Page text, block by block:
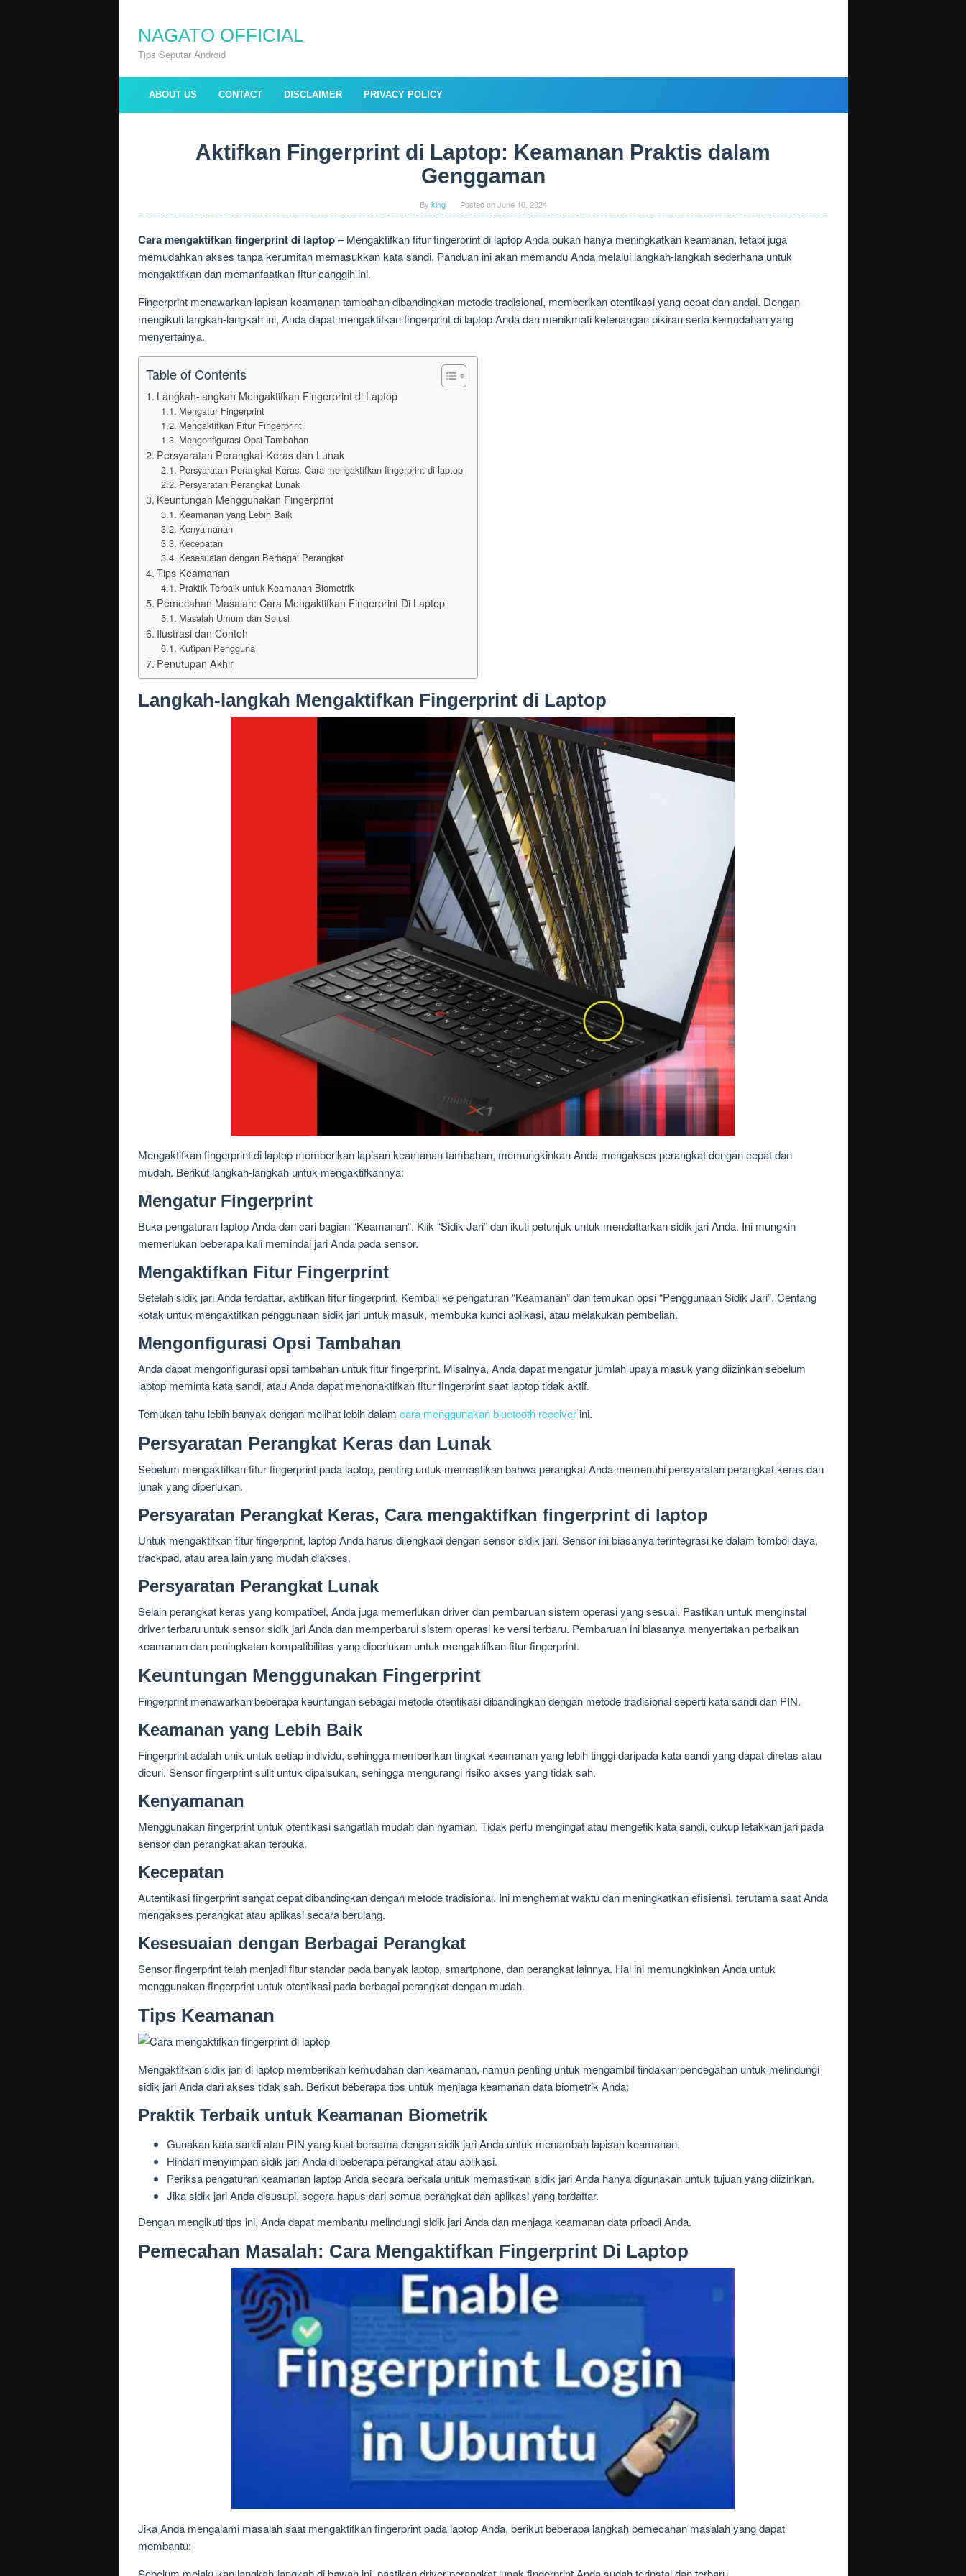
contentNAGATO OFFICIAL
Tips Seputar Android
ABOUT US CONTACT DISCLAIMER PRIVACY POLICY
Aktifkan Fingerprint di Laptop: Keamanan Praktis dalam
Genggaman
By king Posted onJune 10, 2024
Cara mengaktifkan fingerprint di laptop– Mengaktifkan fitur fingerprint di laptop Anda bukan hanya meningkatkan keamanan, tetapi juga
memudahkan akses tanpa kerumitan memasukkan kata sandi. Panduan ini akan memandu Anda melalui langkah-langkah sederhana untuk
mengaktifkan dan memanfaatkan fitur canggih ini.
Fingerprint menawarkan lapisan keamanan tambahan dibandingkan metode tradisional, memberikan otentikasi yang cepat dan andal. Dengan
mengikuti langkah-langkah ini, Anda dapat mengaktifkan fingerprint di laptop Anda dan menikmati ketenangan pikiran serta kemudahan yang
menyertainya.
Table of Contents
Langkah-langkah Mengaktifkan Fingerprint di Laptop
Mengatur Fingerprint
Mengaktifkan Fitur Fingerprint
Mengonfigurasi Opsi Tambahan
Persyaratan Perangkat Keras dan Lunak
Persyaratan Perangkat Keras, Cara mengaktifkan fingerprint di laptop
Persyaratan Perangkat Lunak
Keuntungan Menggunakan Fingerprint
Keamanan yang Lebih Baik
Kenyamanan
Kecepatan
Kesesuaian dengan Berbagai Perangkat
Tips Keamanan
Praktik Terbaik untuk Keamanan Biometrik
Pemecahan Masalah: Cara Mengaktifkan Fingerprint Di Laptop
Masalah Umum dan Solusi
Ilustrasi dan Contoh
Kutipan Pengguna
Penutupan Akhir
Langkah-langkah Mengaktifkan Fingerprint di Laptop
Mengaktifkan fingerprint di laptop memberikan lapisan keamanan tambahan, memungkinkan Anda mengakses perangkat dengan cepat dan
mudah. Berikut langkah-langkah untuk mengaktifkannya:
Mengatur Fingerprint
Buka pengaturan laptop Anda dan cari bagian “Keamanan”. Klik “Sidik Jari” dan ikuti petunjuk untuk mendaftarkan sidik jari Anda. Ini mungkin
memerlukan beberapa kali memindai jari Anda pada sensor.
Mengaktifkan Fitur Fingerprint
Setelah sidik jari Anda terdaftar, aktifkan fitur fingerprint. Kembali ke pengaturan “Keamanan” dan temukan opsi “Penggunaan Sidik Jari”. Centang
kotak untuk mengaktifkan penggunaan sidik jari untuk masuk, membuka kunci aplikasi, atau melakukan pembelian.
Mengonfigurasi Opsi Tambahan
Anda dapat mengonfigurasi opsi tambahan untuk fitur fingerprint. Misalnya, Anda dapat mengatur jumlah upaya masuk yang diizinkan sebelum
laptop meminta kata sandi, atau Anda dapat menonaktifkan fitur fingerprint saat laptop tidak aktif.
Temukan tahu lebih banyak dengan melihat lebih dalam cara menggunakan bluetooth receiver ini.
Persyaratan Perangkat Keras dan Lunak
Sebelum mengaktifkan fitur fingerprint pada laptop, penting untuk memastikan bahwa perangkat Anda memenuhi persyaratan perangkat keras dan
lunak yang diperlukan.
Persyaratan Perangkat Keras, Cara mengaktifkan fingerprint di laptop
Untuk mengaktifkan fitur fingerprint, laptop Anda harus dilengkapi dengan sensor sidik jari. Sensor ini biasanya terintegrasi ke dalam tombol daya,
trackpad, atau area lain yang mudah diakses.
Persyaratan Perangkat Lunak
Selain perangkat keras yang kompatibel, Anda juga memerlukan driver dan pembaruan sistem operasi yang sesuai. Pastikan untuk menginstal
driver terbaru untuk sensor sidik jari Anda dan memperbarui sistem operasi ke versi terbaru. Pembaruan ini biasanya menyertakan perbaikan
keamanan dan peningkatan kompatibilitas yang diperlukan untuk mengaktifkan fitur fingerprint.
Keuntungan Menggunakan Fingerprint
Fingerprint menawarkan beberapa keuntungan sebagai metode otentikasi dibandingkan dengan metode tradisional seperti kata sandi dan PIN.
Keamanan yang Lebih Baik
Fingerprint adalah unik untuk setiap individu, sehingga memberikan tingkat keamanan yang lebih tinggi daripada kata sandi yang dapat diretas atau
dicuri. Sensor fingerprint sulit untuk dipalsukan, sehingga mengurangi risiko akses yang tidak sah.
Kenyamanan
Menggunakan fingerprint untuk otentikasi sangatlah mudah dan nyaman. Tidak perlu mengingat atau mengetik kata sandi, cukup letakkan jari pada
sensor dan perangkat akan terbuka.
Kecepatan
Autentikasi fingerprint sangat cepat dibandingkan dengan metode tradisional. Ini menghemat waktu dan meningkatkan efisiensi, terutama saat Anda
mengakses perangkat atau aplikasi secara berulang.
Kesesuaian dengan Berbagai Perangkat
Sensor fingerprint telah menjadi fitur standar pada banyak laptop, smartphone, dan perangkat lainnya. Hal ini memungkinkan Anda untuk
menggunakan fingerprint untuk otentikasi pada berbagai perangkat dengan mudah.
Tips Keamanan
Mengaktifkan sidik jari di laptop memberikan kemudahan dan keamanan, namun penting untuk mengambil tindakan pencegahan untuk melindungi
sidik jari Anda dari akses tidak sah. Berikut beberapa tips untuk menjaga keamanan data biometrik Anda:
Praktik Terbaik untuk Keamanan Biometrik
Gunakan kata sandi atau PIN yang kuat bersama dengan sidik jari Anda untuk menambah lapisan keamanan.
Hindari menyimpan sidik jari Anda di beberapa perangkat atau aplikasi.
Periksa pengaturan keamanan laptop Anda secara berkala untuk memastikan sidik jari Anda hanya digunakan untuk tujuan yang diizinkan.
Jika sidik jari Anda disusupi, segera hapus dari semua perangkat dan aplikasi yang terdaftar.
Dengan mengikuti tips ini, Anda dapat membantu melindungi sidik jari Anda dan menjaga keamanan data pribadi Anda.
Pemecahan Masalah: Cara Mengaktifkan Fingerprint Di Laptop
Jika Anda mengalami masalah saat mengaktifkan fingerprint pada laptop Anda, berikut beberapa langkah pemecahan masalah yang dapat
membantu: